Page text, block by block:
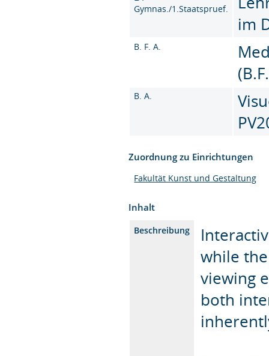
Gymnas./1.Staatspruef.
im
B. F. A.
B. A.
Zuordnung zu Einrichtungen
Fakultät Kunst und Gestaltung
Inhalt
Beschreibung
while
viewing
both